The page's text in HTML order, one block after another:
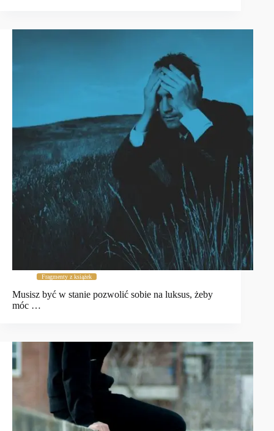
Fragmenty z książek
Musisz być w stanie pozwolić sobie na luksus, żeby
móc …